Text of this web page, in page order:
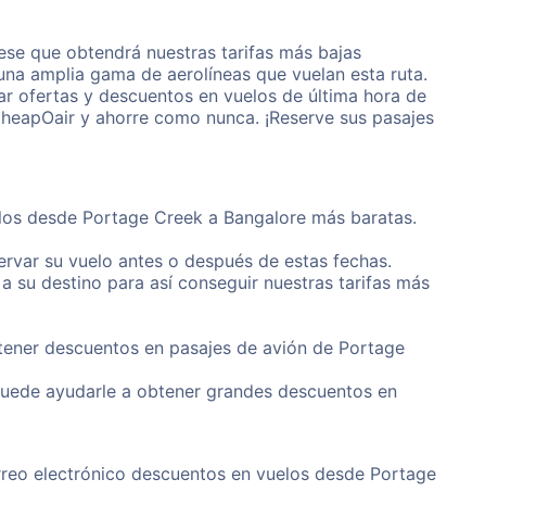
que obtendrá nuestras tarifas más bajas
amplia gama de aerolíneas que vuelan esta ruta.
ofertas y descuentos en vuelos de última hora de
y ahorre como nunca. ¡Reserve sus pasajes
desde Portage Creek a Bangalore más baratas.
su vuelo antes o después de estas fechas.
su destino para así conseguir nuestras tarifas más
descuentos en pasajes de avión de Portage
ayudarle a obtener grandes descuentos en
electrónico descuentos en vuelos desde Portage